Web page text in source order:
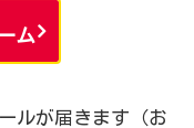
ム
ルが届きます（お